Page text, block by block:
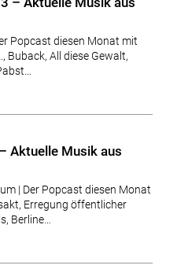
Popcast diesen Monat mit
Buback, All diese Gewalt,
Aktuelle Musik aus
| Der Popcast diesen Monat
Erregung öffentlicher
Berline…